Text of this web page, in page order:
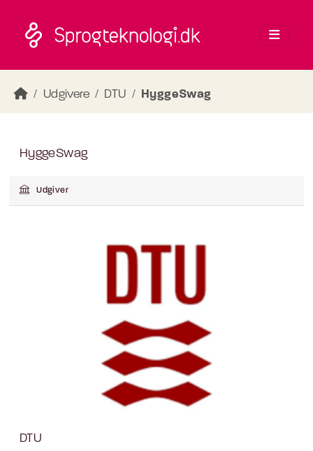
Udgivere DTU HyggeSwag
HyggeSwag
Udgiver
DTU